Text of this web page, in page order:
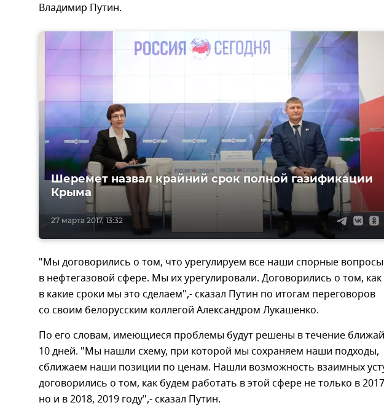
Владимир Путин.
27 марта 2017, 13:32
Шеремет назвал крайний срок полной газификации
Крыма
"Мы договорились о том, что урегулируем все наши спорные вопросы
в нефтегазовой сфере. Мы их урегулировали. Договорились о том, как
в какие сроки мы это сделаем",- сказал Путин по итогам переговоров
со своим белорусским коллегой Александром Лукашенко.
По его словам, имеющиеся проблемы будут решены в течение
10 дней. "Мы нашли схему, при которой мы сохраняем наши подходы,
сближаем наши позиции по ценам. Нашли возможность взаимных
договорились о том, как будем работать в этой сфере не только в
но и в 2018, 2019 году",- сказал Путин.